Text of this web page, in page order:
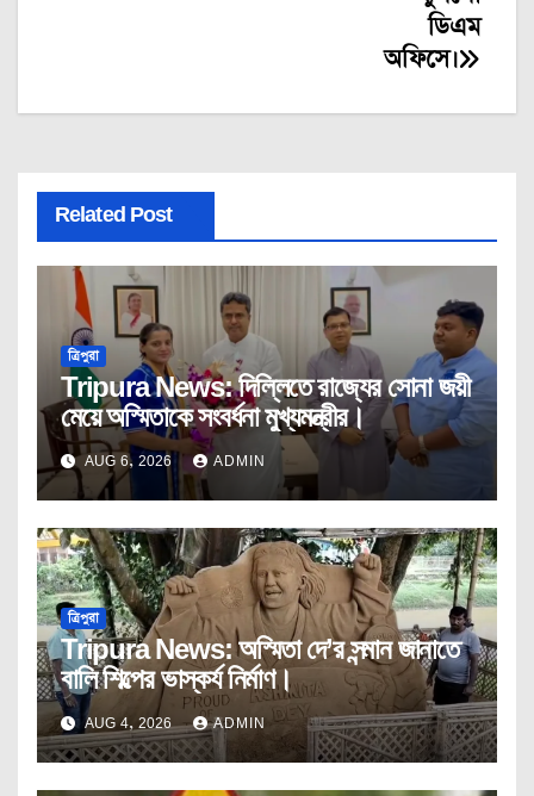
ডিএম
অফিসে।
Related Post
ত্রিপুরা
Tripura News: দিল্লিতে রাজ্যের সোনা জয়ী
মেয়ে অস্মিতাকে সংবর্ধনা মুখ্যমন্ত্রীর।
AUG 6, 2026 ADMIN
ত্রিপুরা
Tripura News: অস্মিতা দে’র সন্মান জানাতে
বালি শিল্পের ভাস্কর্য নির্মাণ।
AUG 4, 2026 ADMIN